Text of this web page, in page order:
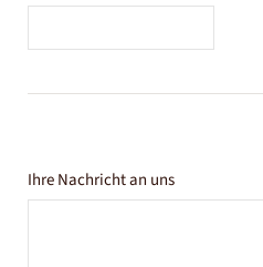
Ihre Nachricht an uns